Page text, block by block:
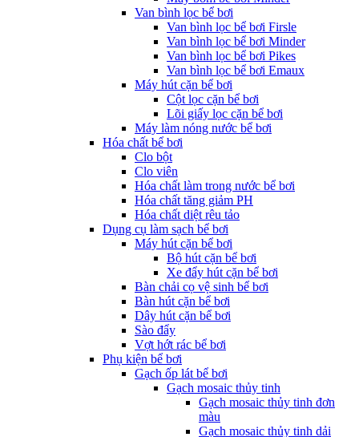
Van bình lọc bể bơi
Van bình lọc bể bơi Firsle
Van bình lọc bể bơi Minder
Van bình lọc bể bơi Pikes
Van bình lọc bể bơi Emaux
Máy hút cặn bể bơi
Cột lọc cặn bể bơi
Lõi giấy lọc cặn bể bơi
Máy làm nóng nước bể bơi
Hóa chất bể bơi
Clo bột
Clo viên
Hóa chất làm trong nước bể bơi
Hóa chất tăng giảm PH
Hóa chất diệt rêu tảo
Dụng cụ làm sạch bể bơi
Máy hút cặn bể bơi
Bộ hút cặn bể bơi
Xe đẩy hút cặn bể bơi
Bàn chải cọ vệ sinh bể bơi
Bàn hút cặn bể bơi
Dây hút cặn bể bơi
Sào đẩy
Vợt hớt rác bể bơi
Phụ kiện bể bơi
Gạch ốp lát bể bơi
Gạch mosaic thủy tinh
Gạch mosaic thủy tinh đơn
màu
Gạch mosaic thủy tinh dải